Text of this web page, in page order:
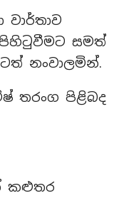
සමත්
නංවාලමින්.
තරංග පිළිබද
කළුතර